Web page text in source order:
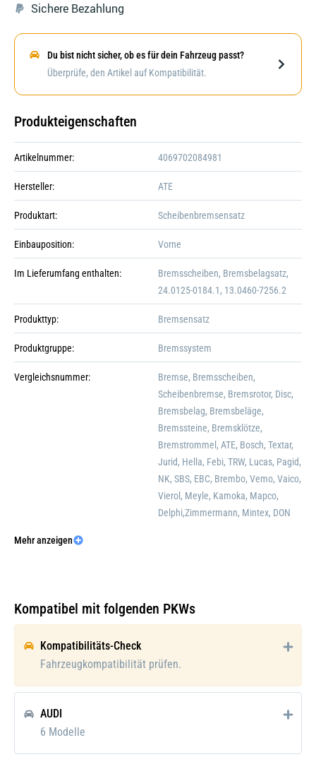
Sichere Bezahlung
Darstellung kann abweichen
Galerie öffnen
Du bist nicht sicher, ob es für dein Fahrzeug passt?
Überprüfe, den Artikel auf Kompatibilität.
Produkteigenschaften
Artikelnummer: 4069702084981
Hersteller: ATE
Produktart: Scheibenbremsensatz
Einbauposition: Vorne
Im Lieferumfang enthalten:
Bremsscheiben, Bremsbelagsatz,
24.0125-0184.1, 13.0460-7256.2
Produkttyp: Bremsensatz
Produktgruppe: Bremssystem
Vergleichsnummer:
Bremse, Bremsscheiben,
Scheibenbremse, Bremsrotor, Disc,
Bremsbelag, Bremsbeläge,
Bremssteine, Bremsklötze,
Bremstrommel, ATE, Bosch, Textar,
Jurid, Hella, Febi, TRW, Lucas, Pagid,
NK, SBS, EBC, Brembo, Vemo, Vaico,
Vierol, Meyle, Kamoka, Mapco,
Delphi,Zimmermann, Mintex, DON
Bremsscheibenart:
Lochanzahl:
Verschleißwarnkontakt: inkl. Verschleißwarnkontakt
Warnkontaktlänge [mm]: 281
Bremssystem:
Mehr anzeigen
Kompatibel mit folgenden PKWs
Kompatibilitäts-Check
Fahrzeugkompatibilität prüfen.
AUDI
6 Modelle